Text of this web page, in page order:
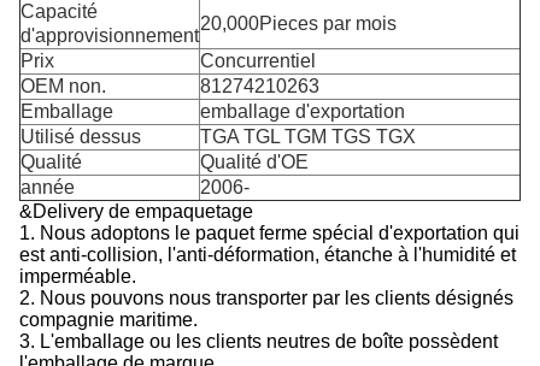
Capacité
d'approvisionnement
20,000Pieces par mois
Prix
Concurrentiel
OEM non.
81274210263
Emballage
emballage d'exportation
Utilisé dessus
TGA TGL TGM TGS TGX
Qualité
Qualité d'OE
année
2006-
&Delivery de empaquetage
1. Nous adoptons le paquet ferme spécial d'exportation qui
est anti-collision, l'anti-déformation, étanche à l'humidité et
imperméable.
2. Nous pouvons nous transporter par les clients désignés
compagnie maritime.
3. L'emballage ou les clients neutres de boîte possèdent